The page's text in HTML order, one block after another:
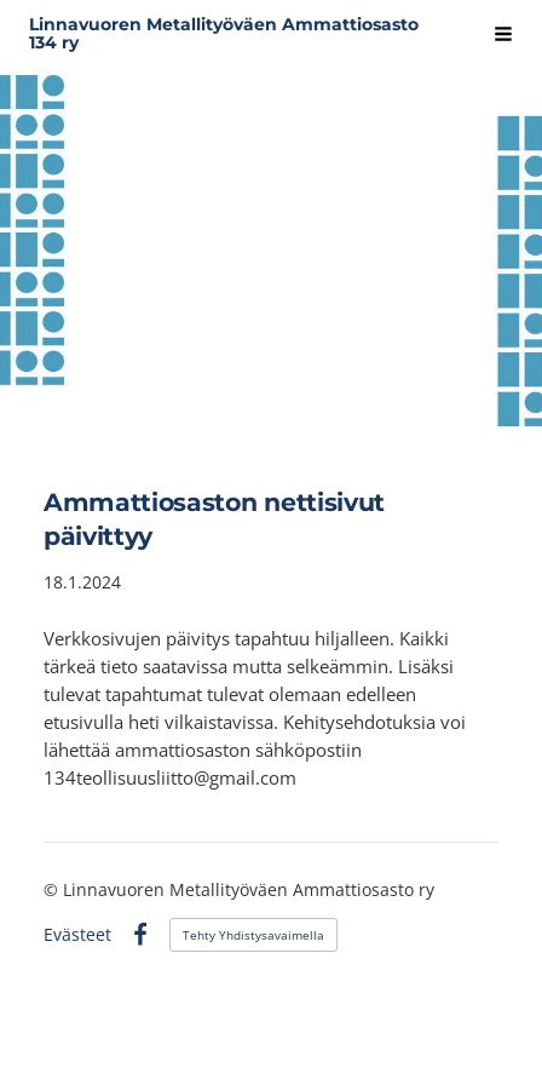
Siirry
sivun
sisältöön
Linnavuoren Metallityöväen Ammattiosasto
134 ry
Ammattiosaston nettisivut
päivittyy
18.1.2024
Verkkosivujen päivitys tapahtuu hiljalleen. Kaikki
tärkeä tieto saatavissa mutta selkeämmin. Lisäksi
tulevat tapahtumat tulevat olemaan edelleen
etusivulla heti vilkaistavissa. Kehitysehdotuksia voi
lähettää ammattiosaston sähköpostiin
134teollisuusliitto@gmail.com
© Linnavuoren Metallityöväen Ammattiosasto ry
Evästeet
Facebook
Tehty Yhdistysavaimella